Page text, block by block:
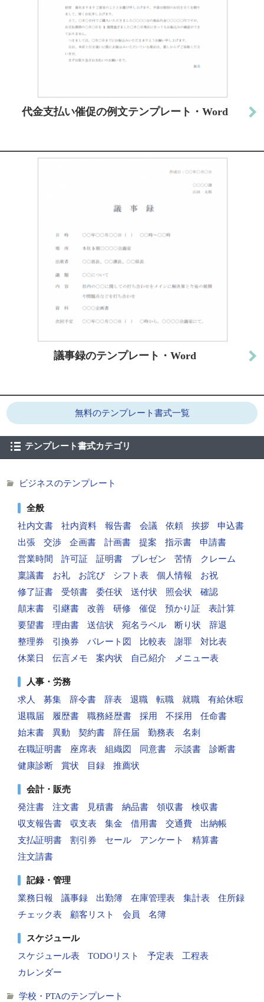
代金支払い催促の例文テンプレート・Word
議事録のテンプレート・Word
無料のテンプレート書式一覧
テンプレート書式カテゴリ
ビジネスのテンプレート
全般
社内文書
社内資料 報告書 会議 依頼 挨拶
申込書
出張
交渉 企画書 計画書 提案 指示書
申請書
営業時間
許可証 証明書 プレゼン 苦情
クレーム
稟議書
お礼 お詫び シフト表 個人情報
お祝
修了証書
受領書 委任状 送付状 照会状
確認
顛末書
引継書 改善 研修 催促 預かり証
表計算
要望書
理由書 送信状 宛名ラベル 断り状
辞退
整理券
引換券 パレート図 比較表 謝罪
対比表
休業日
伝言メモ 案内状 自己紹介 メニュー表
人事・労務
求人
募集 辞令書 辞表 退職 転職 就職
有給休暇
退職届
履歴書 職務経歴書 採用 不採用
任命書
始末書
異動 契約書 辞任届 勤務表
名刺
在職証明書
座席表 組織図 同意書 示談書
診断書
健康診断
賞状 目録 推薦状
会計・販売
発注書
注文書 見積書 納品書 領収書
検収書
収支報告書
収支表 集金 借用書 交通費
出納帳
支払証明書
割引券 セール アンケート
精算書
注文請書
記録・管理
業務日報
議事録 出勤簿 在庫管理表 集計表
住所録
チェック表
顧客リスト 会員 名簿
スケジュール
スケジュール表
TODOリスト 予定表
工程表
カレンダー
学校・PTAのテンプレート